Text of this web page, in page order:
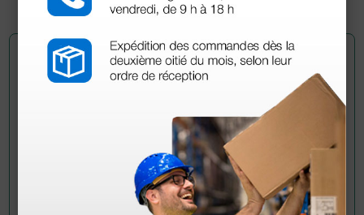
Pregúntale a un colega
¿Todavía tienes alguna duda? ¿Necesitas más